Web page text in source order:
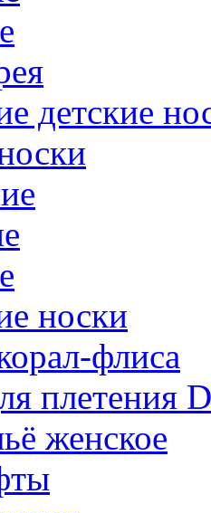
детские
носки
флиса
плетения
женское